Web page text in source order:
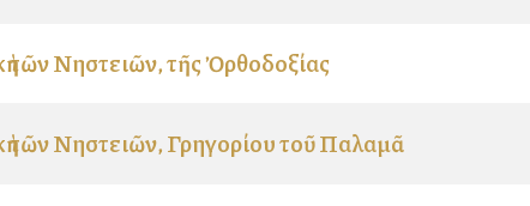
τῶν Νηστειῶν, τῆς Ὀρθοδοξίας
τῶν Νηστειῶν, Γρηγορίου τοῦ Παλαμᾶ